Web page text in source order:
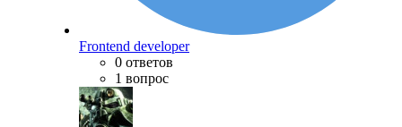
Frontend developer
0 ответов
1 вопрос